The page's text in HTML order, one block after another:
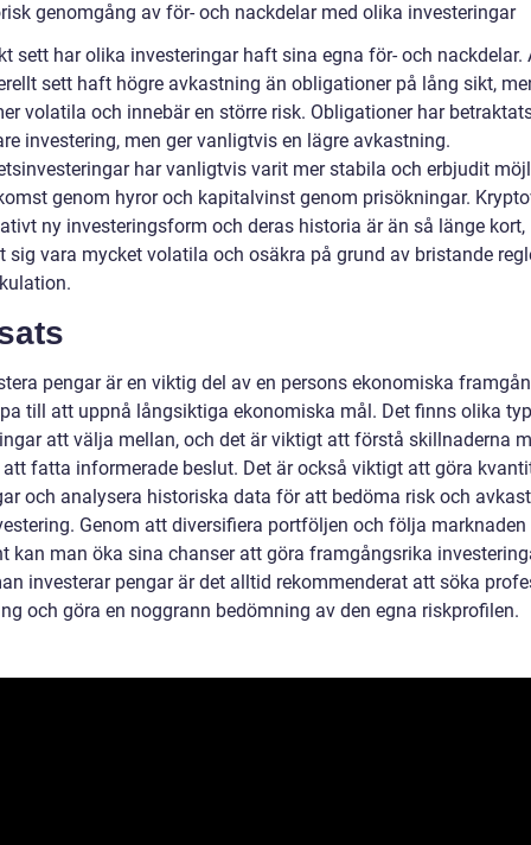
genomgång av för- och nackdelar med olika investeringar
sett har olika investeringar haft sina egna för- och nackdelar.
sett haft högre avkastning än obligationer på lång sikt,
volatila och innebär en större risk. Obligationer har
investering, men ger vanligtvis en lägre avkastning.
har vanligtvis varit mer stabila och erbjudit
genom hyror och kapitalvinst genom prisökningar.
ny investeringsform och deras historia är än så länge kort,
sig vara mycket volatila och osäkra på grund av bristande
pengar är en viktig del av en persons ekonomiska
till att uppnå långsiktiga ekonomiska mål. Det finns olika
att välja mellan, och det är viktigt att förstå skillnaderna
fatta informerade beslut. Det är också viktigt att göra
och analysera historiska data för att bedöma risk och
Genom att diversifiera portföljen och följa marknaden
kan man öka sina chanser att göra framgångsrika
investerar pengar är det alltid rekommenderat att söka
och göra en noggrann bedömning av den egna riskprofilen.